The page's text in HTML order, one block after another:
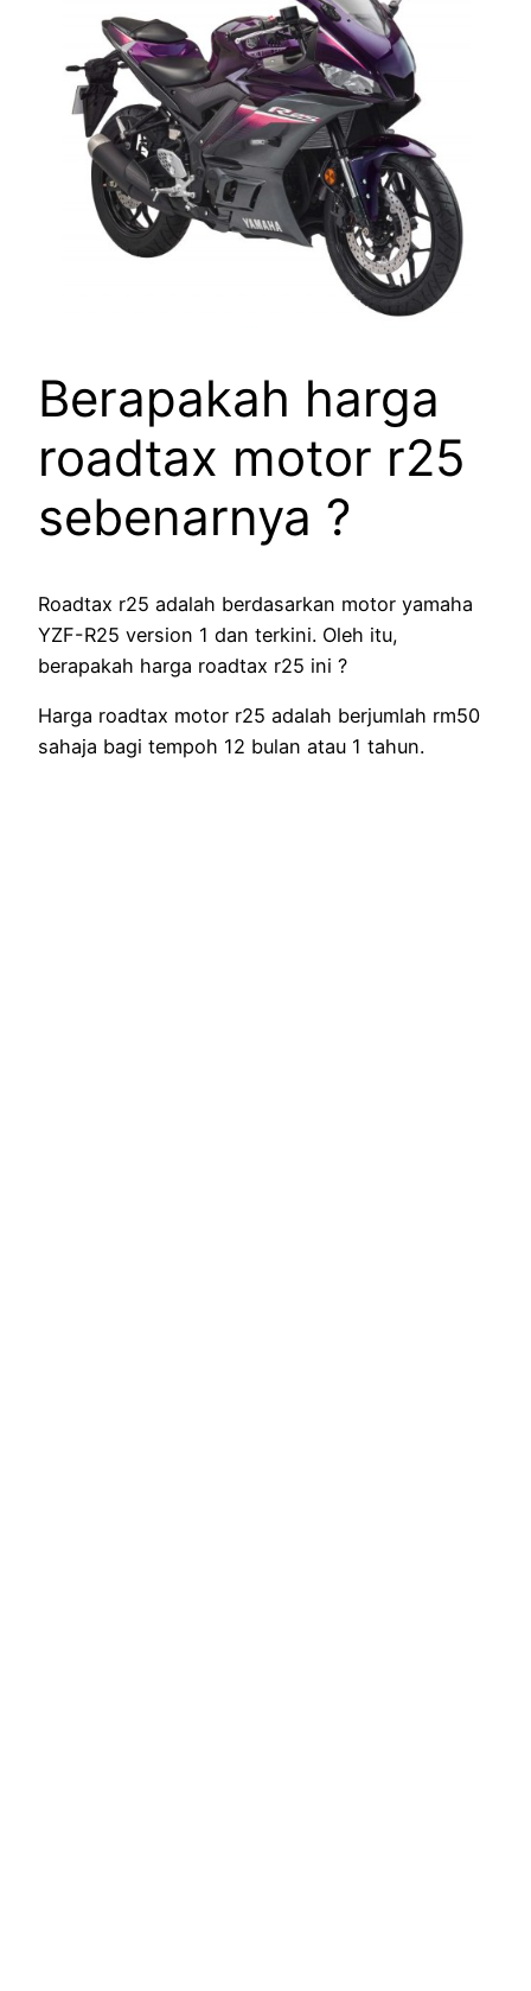
Berapakah harga
roadtax motor r25
sebenarnya ?
Roadtax r25 adalah berdasarkan motor yamaha
YZF-R25 version 1 dan terkini. Oleh itu,
berapakah harga roadtax r25 ini ?
Harga roadtax motor r25 adalah berjumlah rm50
sahaja bagi tempoh 12 bulan atau 1 tahun.